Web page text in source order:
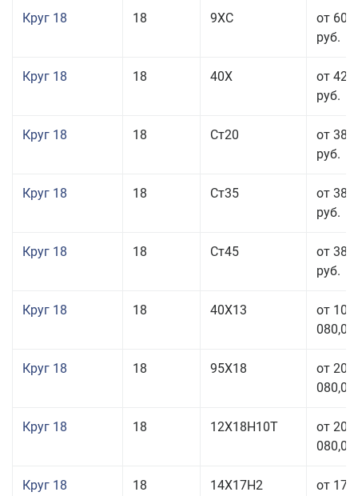
Круг 18 18 9ХС
от 60
руб.
Круг 18 18 40Х
от 42
руб.
Круг 18 18 Ст20
от 38
руб.
Круг 18 18 Ст35
от 38
руб.
Круг 18 18 Ст45
от 38
руб.
Круг 18 18 40Х13
от 103
080,00
Круг 18 18 95Х18
от 208
080,00
Круг 18 18 12Х18Н10Т
от 209
080,00
Круг 18 18 14Х17Н2
от 175